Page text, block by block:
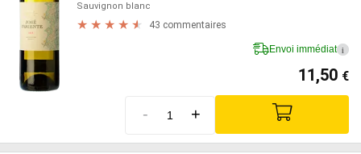
Sauvignon blanc
43 commentaires
Envoi immédiat i
11,50 €
- +